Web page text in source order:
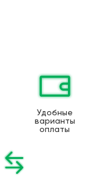
Удобные
варианты
оплаты